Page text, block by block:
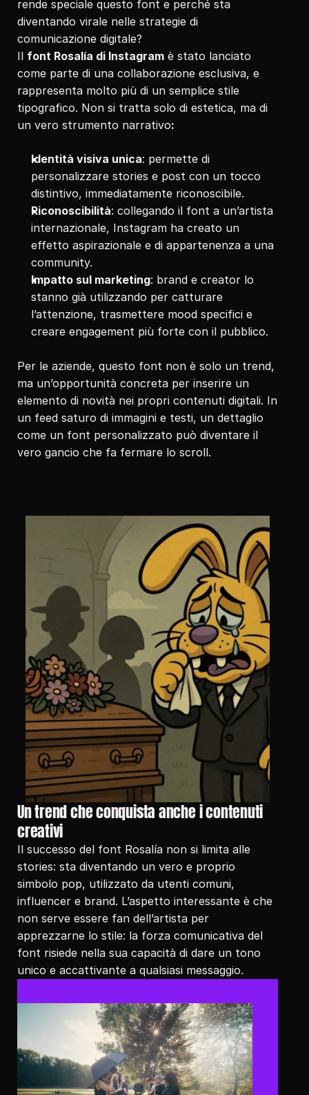
rende speciale questo font e perché sta
diventando virale nelle strategie di
comunicazione digitale?
Il font Rosalía di Instagram è stato lanciato
come parte di una collaborazione esclusiva, e
rappresenta molto più di un semplice stile
tipografico. Non si tratta solo di estetica, ma di
un vero strumento narrativo:
Identità visiva unica: permette di
personalizzare stories e post con un tocco
distintivo, immediatamente riconoscibile.
Riconoscibilità: collegando il font a un’artista
internazionale, Instagram ha creato un
effetto aspirazionale e di appartenenza a una
community.
Impatto sul marketing: brand e creator lo
stanno già utilizzando per catturare
l’attenzione, trasmettere mood specifici e
creare engagement più forte con il pubblico.
Per le aziende, questo font non è solo un trend,
ma un’opportunità concreta per inserire un
elemento di novità nei propri contenuti digitali. In
un feed saturo di immagini e testi, un dettaglio
come un font personalizzato può diventare il
vero gancio che fa fermare lo scroll.
Un trend che conquista anche i contenuti
creativi
Il successo del font Rosalía non si limita alle
stories: sta diventando un vero e proprio
simbolo pop, utilizzato da utenti comuni,
influencer e brand. L’aspetto interessante è che
non serve essere fan dell’artista per
apprezzarne lo stile: la forza comunicativa del
font risiede nella sua capacità di dare un tono
unico e accattivante a qualsiasi messaggio.